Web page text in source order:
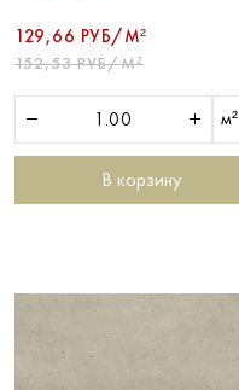
129,66 РУБ/М²
152,53 РУБ/М²
м²
В корзину